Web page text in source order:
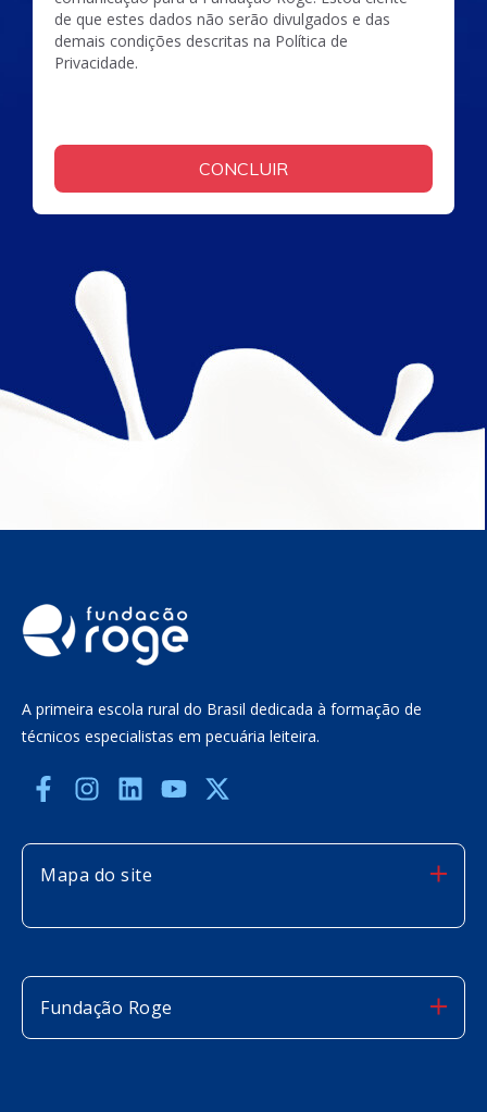
de que estes dados não serão divulgados e das
demais condições descritas na Política de
Privacidade.
A primeira escola rural do Brasil dedicada à formação de
técnicos especialistas em pecuária leiteira.
Mapa do site
Fundação Roge